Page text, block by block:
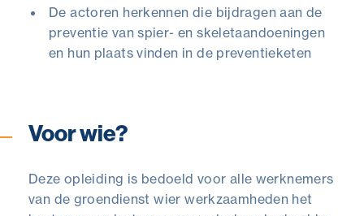
De actoren herkennen die bijdragen aan de
preventie van spier- en skeletaandoeningen
en hun plaats vinden in de preventieketen
Voor wie?
Deze opleiding is bedoeld voor alle werknemers
van de groendienst wier werkzaamheden het